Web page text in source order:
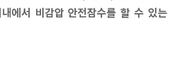
에서 비감압 안전잠수를 할 수 있는